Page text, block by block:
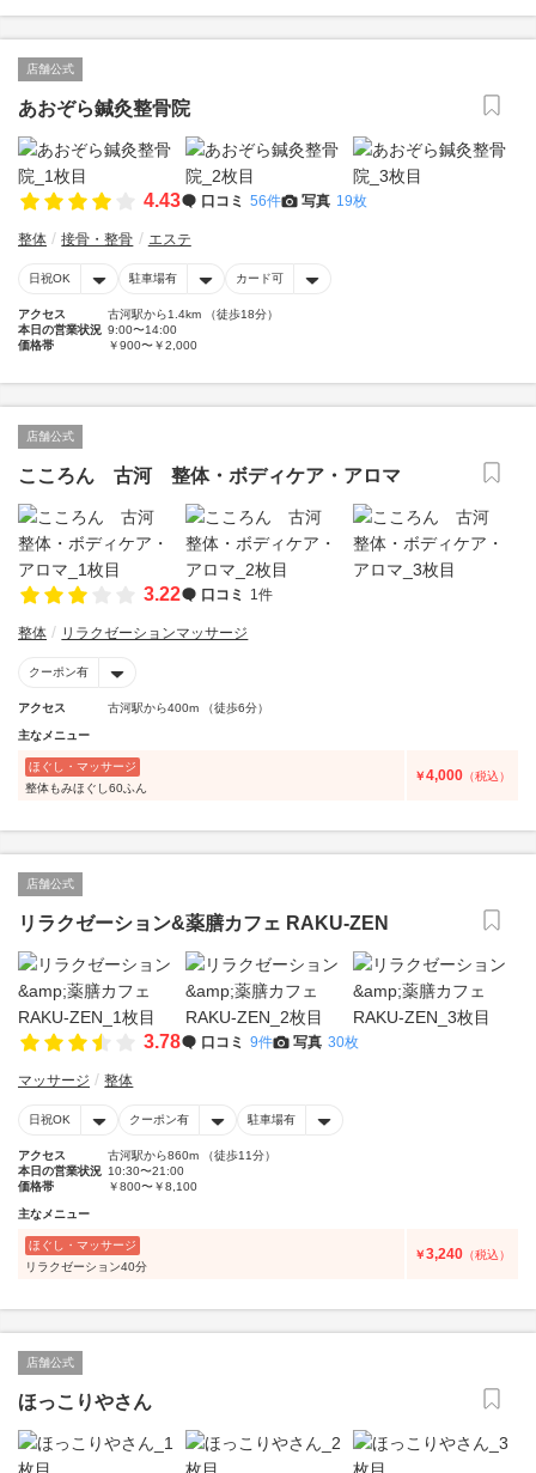
店舗公式
あおぞら鍼灸整骨院
4.43 口コミ 56件 写真 19枚
整体 接骨・整骨 エステ
日祝OK 駐車場有 カード可
アクセス
古河駅から1.4km （徒歩18分）
本日の営業状況 9:00〜14:00
価格帯
￥900〜￥2,000
店舗公式
こころん 古河 整体・ボディケア・アロマ
3.22 口コミ 1件
整体 リラクゼーションマッサージ
クーポン有
アクセス 古河駅から400m （徒歩6分）
主なメニュー
ほぐし・マッサージ
整体もみほぐし60ふん
￥4,000 （税込）
店舗公式
リラクゼーション&薬膳カフェ RAKU-ZEN
3.78 口コミ 9件 写真 30枚
マッサージ 整体
日祝OK クーポン有 駐車場有
アクセス
古河駅から860m （徒歩11分）
本日の営業状況 10:30〜21:00
価格帯
￥800〜￥8,100
主なメニュー
ほぐし・マッサージ
リラクゼーション40分
￥3,240 （税込）
店舗公式
ほっこりやさん